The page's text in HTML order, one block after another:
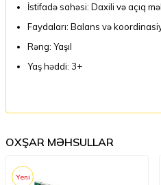
İstifadə sahəsi: Daxili və açıq
Faydaları: Balans və
Rəng: Yaşıl
Yaş həddi: 3+
OXŞAR MƏHSULLAR
Yeni